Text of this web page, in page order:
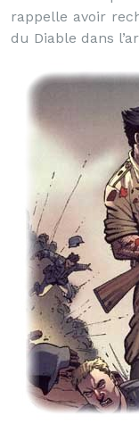
rappelle avoir
du Diable dans